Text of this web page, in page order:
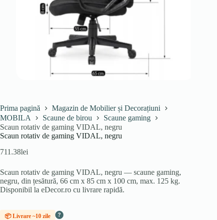
Prima pagină
Magazin de Mobilier și Decorațiuni
MOBILA
Scaune de birou
Scaune gaming
Scaun rotativ de gaming VIDAL, negru
Scaun rotativ de gaming VIDAL, negru
711.38lei
Scaun rotativ de gaming VIDAL, negru — scaune gaming,
negru, din țesătură, 66 cm x 85 cm x 100 cm, max. 125 kg.
Disponibil la eDecor.ro cu livrare rapidă.
📦 Livrare ~10 zile ?